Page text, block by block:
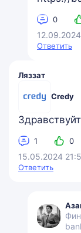
0
Ответить
Ляззат
Credy
1 0
15.05.2024
Ответить